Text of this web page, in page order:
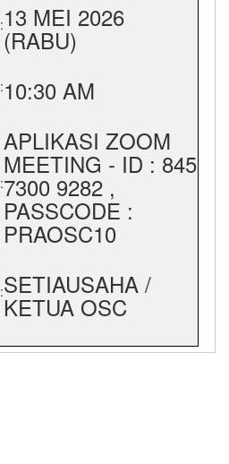
:13 MEI 2026
(RABU)
:10:30 AM
:
APLIKASI ZOOM
MEETING - ID : 845
7300 9282 ,
PASSCODE :
PRAOSC10
:SETIAUSAHA /
KETUA OSC